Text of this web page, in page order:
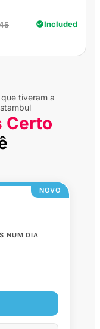
Included
tiveram a
Certo
NOVO
NUM DIA